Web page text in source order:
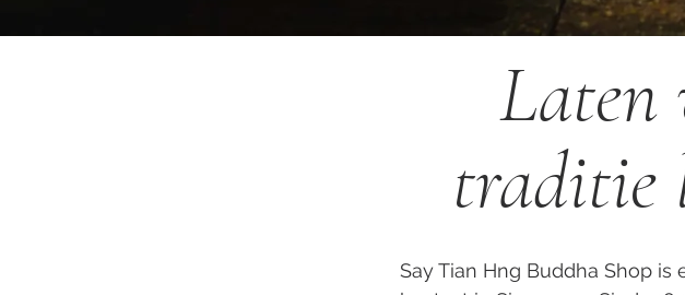
Laten
traditie
Say Tian Hng Buddha Shop